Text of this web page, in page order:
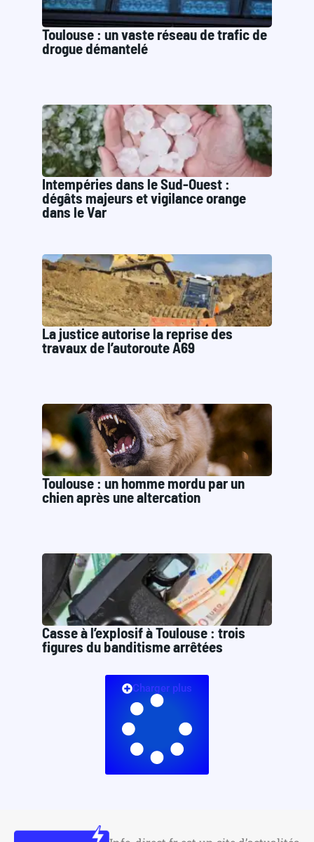
Toulouse : un vaste réseau de trafic de
drogue démantelé
Intempéries dans le Sud-Ouest :
dégâts majeurs et vigilance orange
dans le Var
La justice autorise la reprise des
travaux de l’autoroute A69
Toulouse : un homme mordu par un
chien après une altercation
Casse à l’explosif à Toulouse : trois
figures du banditisme arrêtées
Charger plus